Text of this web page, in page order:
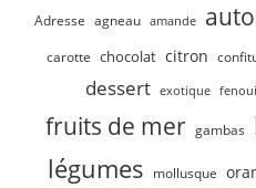
Adresse agneau amande
carotte chocolat citron
dessert exotique
fruits de mer gambas
légumes mollusque